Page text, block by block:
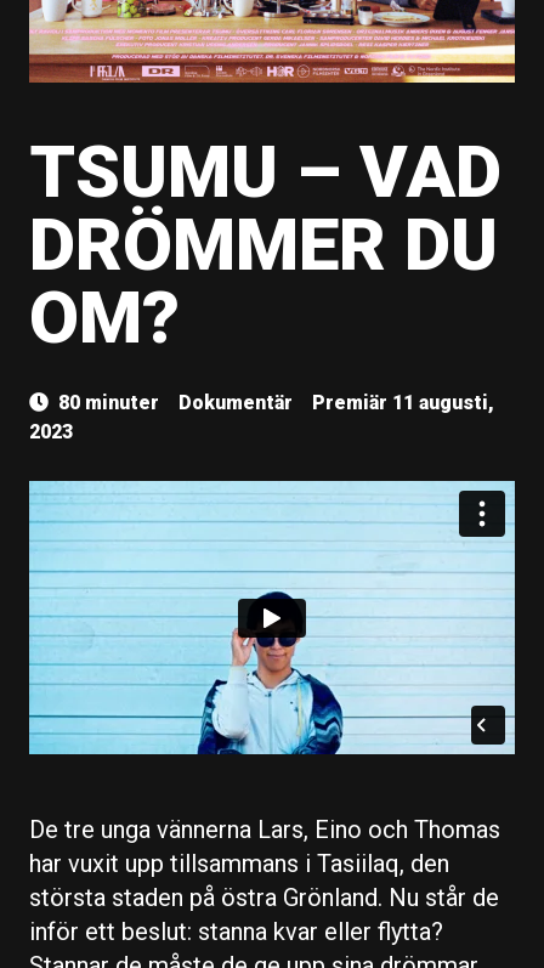
TSUMU – VAD
DRÖMMER DU
OM?
80 minuter Dokumentär
Premiär 11 augusti,
2023
De tre unga vännerna Lars, Eino och Thomas
har vuxit upp tillsammans i Tasiilaq, den
största staden på östra Grönland. Nu står de
inför ett beslut: stanna kvar eller flytta?